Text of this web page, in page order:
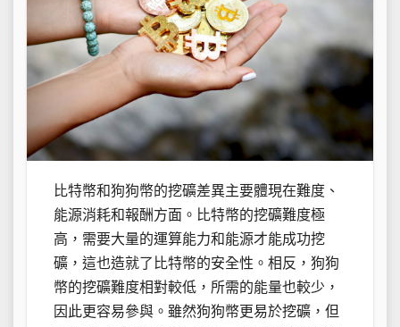
比特幣和狗狗幣的挖礦差異主要體現在難度、
能源消耗和報酬方面。比特幣的挖礦難度極
高，需要大量的運算能力和能源才能成功挖
礦，這也造就了比特幣的安全性。相反，狗狗
幣的挖礦難度相對較低，所需的能量也較少，
因此更容易參與。雖然狗狗幣更易於挖礦，但